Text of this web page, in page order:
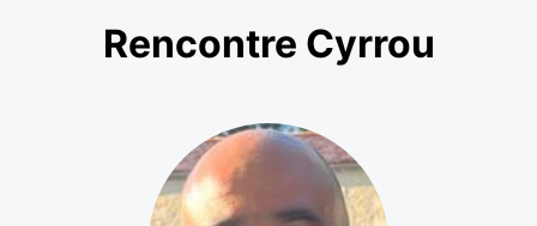
Rencontre Cyrrou